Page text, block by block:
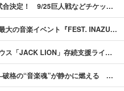
合決定！ 9/25巨人戦などチケッ…
大の音楽イベント『FEST. INAZU…
ス「JACK LION」存続支援ライ…
格の“音楽魂”が静かに燃える …